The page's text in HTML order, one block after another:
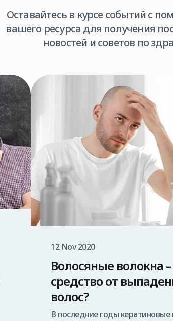
Оставайтесь в курсе событий с
вашего ресурса для получения
новостей и советов по
12 Nov 2020
Волосяные волокна
средство от
волос?
В последние годы кератиновые